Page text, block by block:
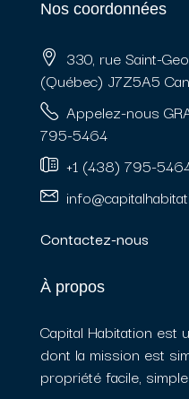
Nos coordonnées
330, rue Saint-
(Québec) J7Z5A5
Appelez-nous
795-5464
+1 (438) 795-
Contactez-nous
À propos
Capital Habitation est
dont la mission est
propriété facile,